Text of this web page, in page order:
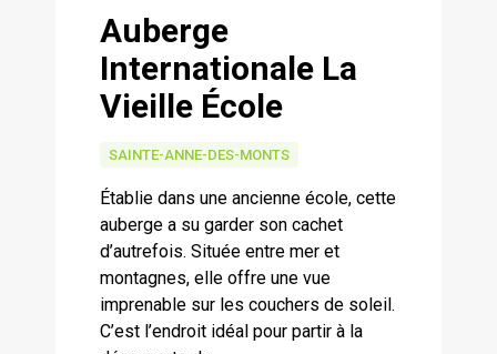
Auberge
Internationale La
Vieille École
SAINTE-ANNE-DES-MONTS
Établie dans une ancienne école, cette
auberge a su garder son cachet
d’autrefois. Située entre mer et
montagnes, elle offre une vue
imprenable sur les couchers de soleil.
C’est l’endroit idéal pour partir à la